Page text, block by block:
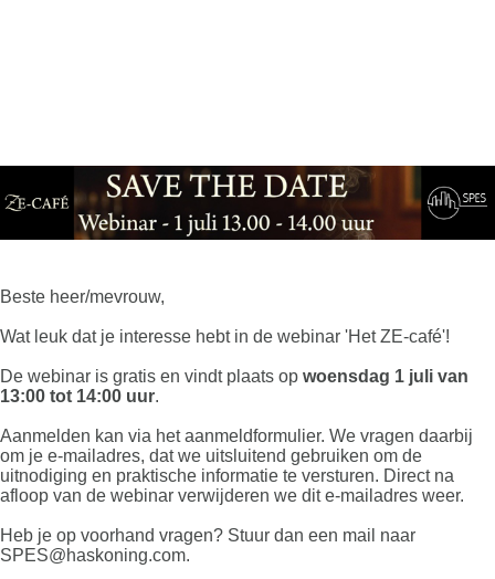
Beste heer/mevrouw,
Wat leuk dat je interesse hebt in de webinar 'Het ZE-café'!
De webinar is gratis en vindt plaats op woensdag 1 juli van
13:00 tot 14:00 uur.
Aanmelden kan via het aanmeldformulier. We vragen daarbij
om je e-mailadres, dat we uitsluitend gebruiken om de
uitnodiging en praktische informatie te versturen. Direct na
afloop van de webinar verwijderen we dit e-mailadres weer.
Heb je op voorhand vragen? Stuur dan een mail naar
SPES@haskoning.com.